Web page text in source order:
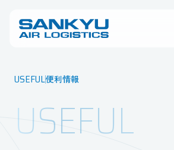
USEFUL便利情報
USEFUL